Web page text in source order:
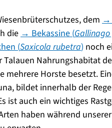
dem →
die→ Bekassine (
(Saxicola rubetra) noch
Nahrungshabitat
mehrere Horste besetzt.
bildet innerhalb der
ist auch ein wichtiges
haben während